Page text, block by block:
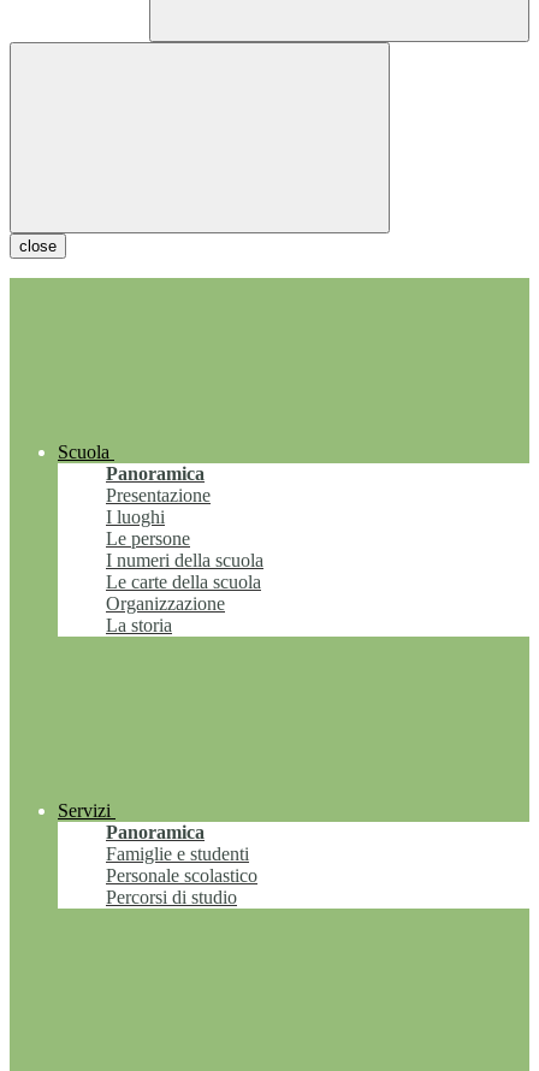
close
Scuola
Panoramica
Presentazione
I luoghi
Le persone
I numeri della scuola
Le carte della scuola
Organizzazione
La storia
Servizi
Panoramica
Famiglie e studenti
Personale scolastico
Percorsi di studio